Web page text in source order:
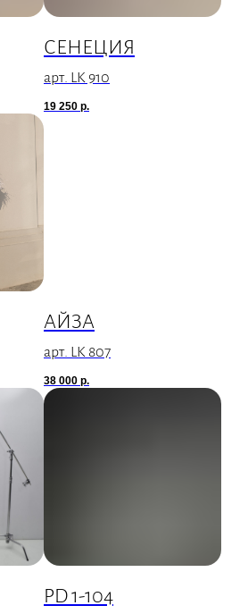
СЕНЕЦИЯ
арт. LK 910
19 250 р.
АЙЗА
арт. LK 807
38 000 р.
PD 1-104